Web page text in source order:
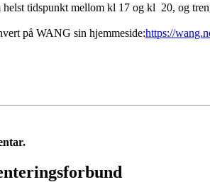
tidspunkt mellom kl 17 og kl 20, og
på WANG sin hjemmeside:https://